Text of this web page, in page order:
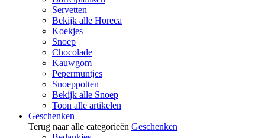
Servetten
Bekijk alle Horeca
Koekjes
Snoep
Chocolade
Kauwgom
Pepermuntjes
Snoeppotten
Bekijk alle Snoep
Toon alle artikelen
Geschenken
Terug naar alle categorieën Geschenken